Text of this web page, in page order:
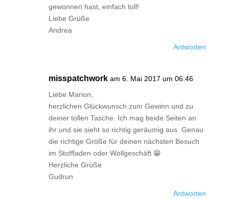
gewonnen hast, einfach toll!
Liebe Grüße
Andrea
Antworten
misspatchwork am 6. Mai 2017 um 06:46
Liebe Marion,
herzlichen Glückwunsch zum Gewinn und zu
deiner tollen Tasche. Ich mag beide Seiten an
ihr und sie sieht so richtig geräumig aus. Genau
die richtige Größe für deinen nächsten Besuch
im Stoffladen oder Wollgeschäft 😁
Herzliche Grüße
Gudrun
Antworten